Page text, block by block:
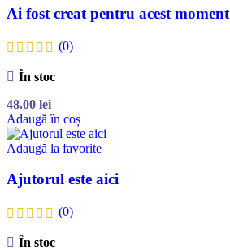
Ai fost creat pentru acest moment
(0)
În stoc
48.00 lei
Adaugă în coș
Adaugă la favorite
Ajutorul este aici
(0)
În stoc